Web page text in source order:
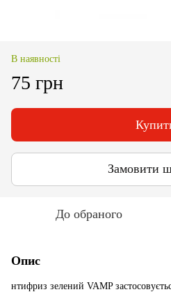
В наявності
75 грн
Замовити
До обраного
Опис
нтифриз зелений VAMP